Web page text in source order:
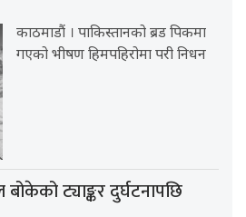
काठमाडौं । पाकिस्तानको ब्रड पिकमा
गएको भीषण हिमपहिरोमा परी निधन
ट्याङ्कर दुर्घटनापछि